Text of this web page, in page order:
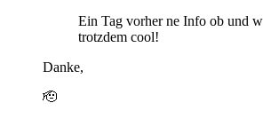
Ein Tag vorher ne Info ob und
trotzdem cool!
Danke,
🫡